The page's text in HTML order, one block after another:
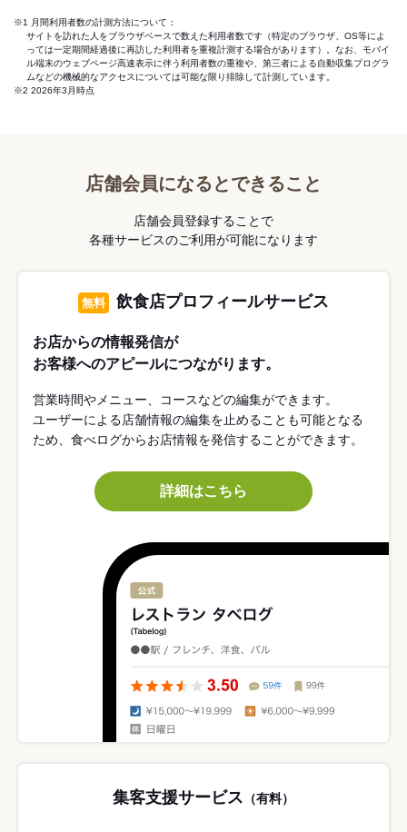
※1 月間利用者数の計測方法について：
サイトを訪れた人をブラウザベースで数えた利用者数です（特定のブラウザ、OS等によ
っては一定期間経過後に再訪した利用者を重複計測する場合があります）。なお、モバイ
ル端末のウェブページ高速表示に伴う利用者数の重複や、第三者による自動収集プログラ
ムなどの機械的なアクセスについては可能な限り排除して計測しています。
※2 2026年3月時点
店舗会員になるとできること
店舗会員登録することで
各種サービスのご利用が可能になります
無料 飲食店プロフィールサービス
お店からの情報発信が
お客様へのアピールにつながります。
営業時間やメニュー、コースなどの編集ができます。
ユーザーによる店舗情報の編集を止めることも可能となる
ため、食べログからお店情報を発信することができます。
詳細はこちら
集客支援サービス （有料）